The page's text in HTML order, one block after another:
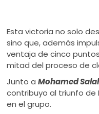
Esta victoria no solo
sino que, además
ventaja de cinco
mitad del proceso de
Junto aMohamed
contribuyo al triunfo de
en el grupo.